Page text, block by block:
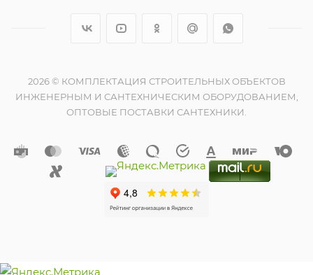
2026 © КОМПЛЕКТАЦИЯ СТРОИТЕЛЬНЫХ ОБЪЕКТОВ
ИНЖЕНЕРНЫМ И САНТЕХНИЧЕСКИМ ОБОРУДОВАНИЕМ,
ОПТОВЫЕ ПОСТАВКИ САНТЕХНИКИ.